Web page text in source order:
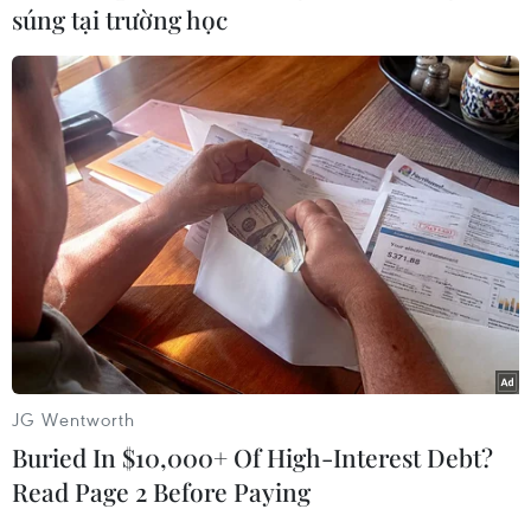
của Mỹ tươi sáng và tích cực hơn những số liệu
gần đây đến từ Nhật Bản và Khu vực sử dụng
đồng euro (Eurozone). Và xu hướng mạnh lên
của đồng bạc xanh chỉ có thể bị đảo chiều nếu
kinh tế tại Eurozone và Nhật Bản khởi sắc./.
(TTXVN/Vietnam+)
súng tại trường học
JG Wentworth
Buried In $10,000+ Of High-Interest Debt?
Read Page 2 Before Paying